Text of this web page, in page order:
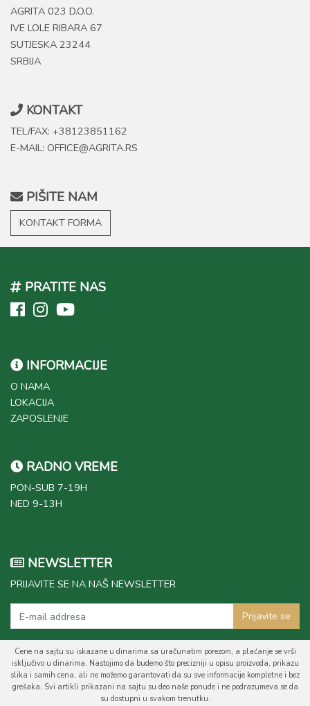
AGRITA 023 D.O.O.
IVE LOLE RIBARA 67
SUTJESKA 23244
SRBIJA
KONTAKT
TEL/FAX: +38123851162
E-MAIL: OFFICE@AGRITA.RS
PIŠITE NAM
KONTAKT FORMA
PRATITE NAS
INFORMACIJE
O NAMA
LOKACIJA
ZAPOSLENJE
RADNO VREME
PON-SUB 7-19H
NED 9-13H
NEWSLETTER
PRIJAVITE SE NA NAŠ NEWSLETTER
Prijavite se
Cene na sajtu su iskazane u dinarima sa uračunatim porezom, a plaćanje se vrši
isključivo u dinarima. Nastojimo da budemo što precizniji u opisu proizvoda, prikazu
slika i samih cena, ali ne možemo garantovati da su sve informacije kompletne i bez
grešaka. Svi artikli prikazani na sajtu su deo naše ponude i ne podrazumeva se da
su dostupni u svakom trenutku.